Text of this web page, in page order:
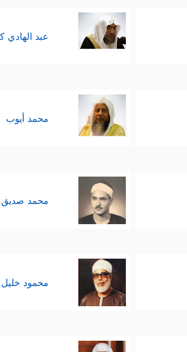
عبد الهادي
محمد أيوب
محمد صديق
محمود